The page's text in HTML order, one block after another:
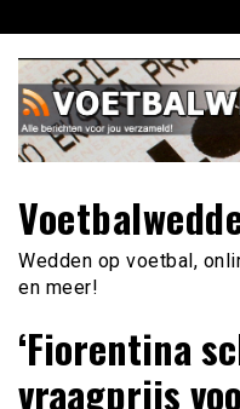
naar
inhoud
Wedden op voetbal,
en meer!
‘Fiorentina
vraagprijs